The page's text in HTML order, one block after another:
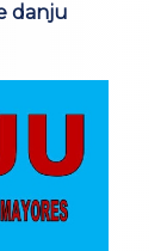
danju